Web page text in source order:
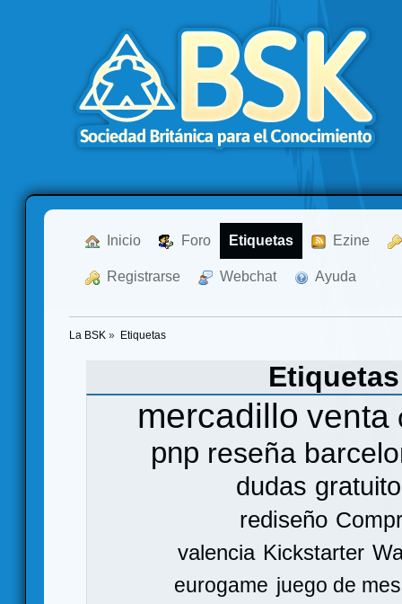
Inicio Foro Etiquetas Ezine
Registrarse Webchat Ayuda
La BSK » Etiquetas
mercadillo venta
pnp reseña
dudas gratuito
rediseño
valencia Kickstarter
eurogame juego de